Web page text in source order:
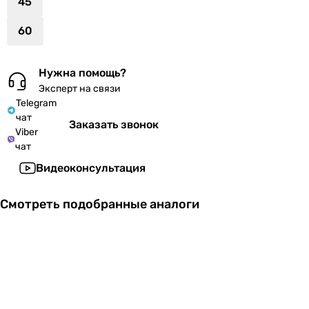
60
Нужна помощь?
Эксперт на связи
Telegram
чат
Viber
чат
Заказать звонок
Видеоконсультация
Смотреть подобранные аналоги